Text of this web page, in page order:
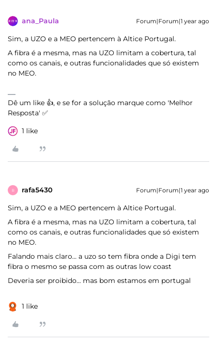
ana_Paula Forum|Forum|1 year ago
Sim, a UZO e a MEO pertencem à Altice Portugal.
A fibra é a mesma, mas na UZO limitam a cobertura, tal
como os canais, e outras funcionalidades que só existem
no MEO.
Dê um like 👍, e se for a solução marque como 'Melhor
Resposta' ✅
1 like
R rafa5430 Forum|Forum|1 year ago
Sim, a UZO e a MEO pertencem à Altice Portugal.
A fibra é a mesma, mas na UZO limitam a cobertura, tal
como os canais, e outras funcionalidades que só existem
no MEO.
Falando mais claro... a uzo so tem fibra onde a Digi tem
fibra o mesmo se passa com as outras low coast
Deveria ser proibido... mas bom estamos em portugal
1 like